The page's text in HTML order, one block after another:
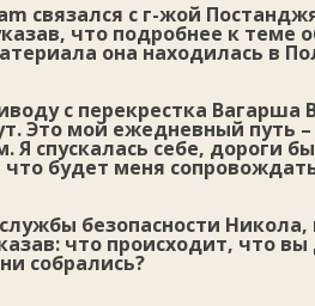
связался с г-жой
что подробнее к теме
она находилась в
с перекрестка Вагарша
Это мой ежедневный путь –
Я спускалась себе, дороги
что будет меня
безопасности
что происходит, что
собрались?